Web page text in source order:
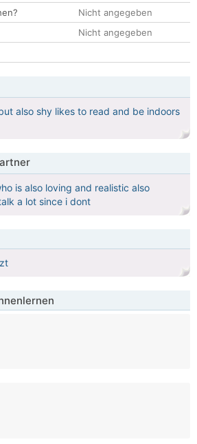
Nicht angegeben
Nicht angegeben
also shy likes to read and be indoors
is also loving and realistic also
a lot since i dont